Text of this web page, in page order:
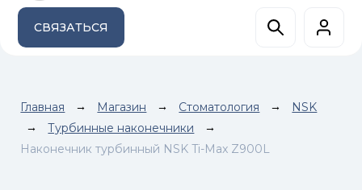
СВЯЗАТЬСЯ
Главная → Магазин → Стоматология → NSK
→ Турбинные наконечники →
Наконечник турбинный NSK Ti-Max Z900L